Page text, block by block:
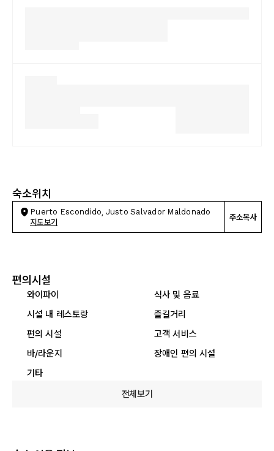
숙소위치
Puerto Escondido, Justo Salvador Maldonado
지도보기
주소복사
편의시설
와이파이
식사 및 음료
시설 내 레스토랑
즐길거리
편의 시설
고객 서비스
바/라운지
장애인 편의 시설
기타
전체보기